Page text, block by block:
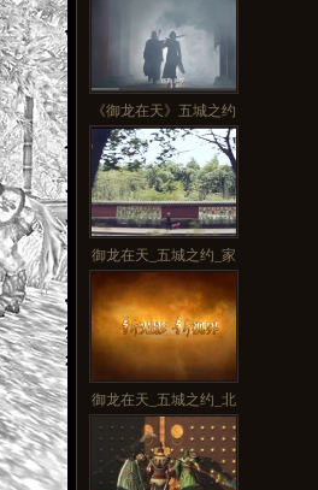
《御龙在天》五城之约
御龙在天_五城之约_家
御龙在天_五城之约_北